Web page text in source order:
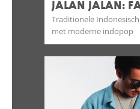
JALAN JALAN:
Traditionele
met moderne indopop